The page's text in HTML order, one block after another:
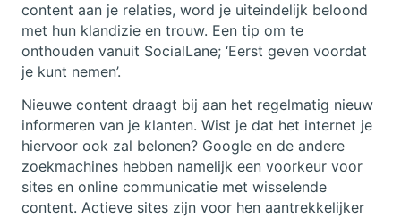
content aan je relaties, word je uiteindelijk beloond
met hun klandizie en trouw. Een tip om te
onthouden vanuit SocialLane; ‘Eerst geven voordat
je kunt nemen’.
Nieuwe content draagt bij aan het regelmatig nieuw
informeren van je klanten. Wist je dat het internet je
hiervoor ook zal belonen? Google en de andere
zoekmachines hebben namelijk een voorkeur voor
sites en online communicatie met wisselende
content. Actieve sites zijn voor hen aantrekkelijker